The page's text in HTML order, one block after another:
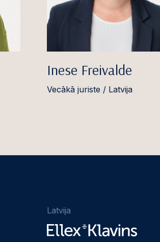
Inese Freivalde
Vecākā juriste / Latvija
Latvija